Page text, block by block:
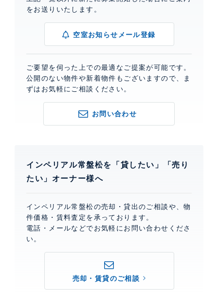
をお送りいたします。
空室お知らせメール登録
ご要望を伺った上での最適なご提案が可能です。
公開のない物件や新着物件もございますので、ま
ずはお気軽にご相談ください。
お問い合わせ
インペリアル常盤松を「貸したい」「売り
たい」オーナー様へ
インペリアル常盤松の売却・貸出のご相談や、物
件価格・賃料査定を承っております。
電話・メールなどでお気軽にお問い合わせくださ
い。
売却・賃貸のご相談